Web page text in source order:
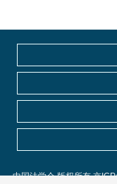
中国法学会 版权所有 京